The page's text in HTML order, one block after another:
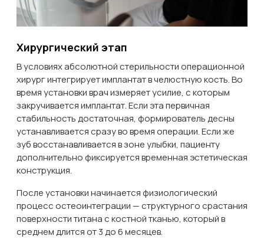
Хирургический этап
В условиях абсолютной стерильности операционной
хирург интегрирует имплантат в челюстную кость. Во
время установки врач измеряет усилие, с которым
закручивается имплантат. Если эта первичная
стабильность достаточная, формирователь десны
устанавливается сразу во время операции. Если же
зуб восстанавливается в зоне улыбки, пациенту
дополнительно фиксируется временная эстетическая
конструкция.
После установки начинается физиологический
процесс остеоинтеграции — структурного срастания
поверхности титана с костной тканью, который в
среднем длится от 3 до 6 месяцев.